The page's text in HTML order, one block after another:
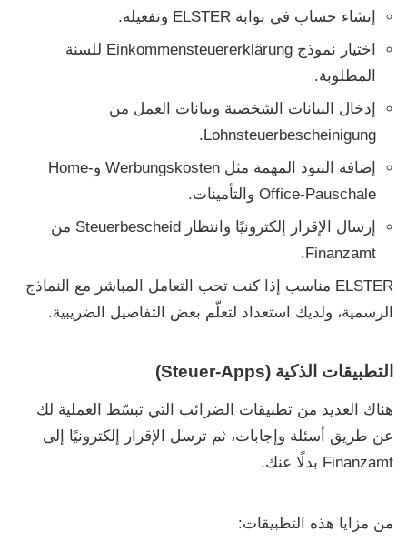
إنشاء حساب في بوابة ELSTER وتفعيله.
اختيار نموذج Einkommensteuererklärung للسنة
المطلوبة.
إدخال البيانات الشخصية وبيانات العمل من
Lohnsteuerbescheinigung
.
إضافة البنود المهمة مثل Werbungskosten وHome-
Office-Pauschale والتأمينات.
إرسال الإقرار إلكترونيًا وانتظار Steuerbescheid من
Finanzamt.
ELSTER مناسب إذا كنت تحب التعامل المباشر مع النماذج
الرسمية، ولديك استعداد لتعلّم بعض التفاصيل الضريبية.
التطبيقات الذكية (Steuer-Apps)
هناك العديد من تطبيقات الضرائب التي تبسّط العملية لك
عن طريق أسئلة وإجابات، ثم ترسل الإقرار إلكترونيًا إلى
Finanzamt بدلًا عنك.
من مزايا هذه التطبيقات: